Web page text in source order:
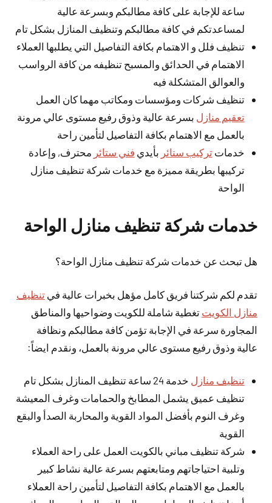
ساعة للإجابة على كافة مطالبكم وبسرعة عالية
لمساعدتكم في كافة مطالبكم وتنظيف المنازل بشكل تام
تنظيف فلل و الاهتمام بكافة التفاصيل التي يطلبها العملاء
الاهتمام في الحدائق والمسبح تنظيفه من كافة الرواسب
والعوالق المتشكلة فيه
تنظيف شركات ومؤسسات ومكاتب مهما كان العمل
تعقيم منازل بسرعة عالية وذوق رفيع مستوى عالي مرونة
بالعمل مع الاهتمام بكافة التفاصيل لتأمين راحة
خدماتتركيب ستائر بأيدي فني ستائر محترف, وإعادة
تركيبها بطريقة مميزة مع خدمات شركة تنظيف منازل
الواحة
خدمات شركة تنظيف منازل الواحة
هل تبحث عن خدمات شركة تنظيف منازل الواحة؟
تقدم لكم شركتنا فريق كامل مؤهل بخبرات عالية في تنظيف
منازل الكويت تغطية شاملة للكويت وضواحيها والمناطق
المجاورة سرعة في الإجابة تؤمن كافة مطالبكم ونظافة
عالية وذوق رفيع مستوى عالي مرونة بالعمل، ونقدم ايضاً:
تنظيف منازل
خدمة 24 ساعة تنظيف المنازل بشكل تام
تنظيف عميق يشمل المطابخ والحمامات وغرف المعيشة
وغرف النوم بأفضل المواد القوية والمحاربة الصدأ والبقع
القوية
شركة تنظيف مباني بالكويت العمل على راحة العملاء
وتلبية احتياجاتهم ومتابعتهم بسرعة عالية نشاط كبير
بالعمل مع الاهتمام بكافة التفاصيل لتأمين راحة العملاء